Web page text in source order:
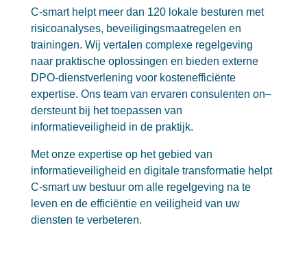
C-smart helpt meer dan 120 lokale besturen met
risicoanalyses, beveiligingsmaatregelen en
trainingen. Wij vertalen complexe regelgeving
naar praktische oplossingen en bieden externe
DPO-dienstverlening voor kostenefficiënte
expertise. Ons team van ervaren consulenten on–
dersteunt bij het toepassen van
informatieveiligheid in de praktijk.
Met onze expertise op het gebied van
informatieveiligheid en digitale transformatie helpt
C-smart uw bestuur om alle regelgeving na te
leven en de efficiëntie en veiligheid van uw
diensten te verbeteren.